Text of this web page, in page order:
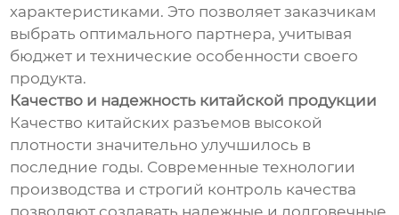
характеристиками. Это позволяет заказчикам
выбрать оптимального партнера, учитывая
бюджет и технические особенности своего
продукта.
Качество и надежность китайской продукции
Качество китайских разъемов высокой
плотности значительно улучшилось в
последние годы. Современные технологии
производства и строгий контроль качества